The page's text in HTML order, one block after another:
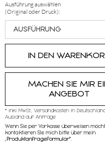
Ausführung auswählen
(Original oder Druck):
MACHEN SIE MIR
ANGEBOT
* inkl MwSt,, Versandkosten in
Ausland auf Anfrage
Wenn Sie per Vorkasse überweisen
kontaktieren SIe mich bitte über mein
Produktanfrageformular"